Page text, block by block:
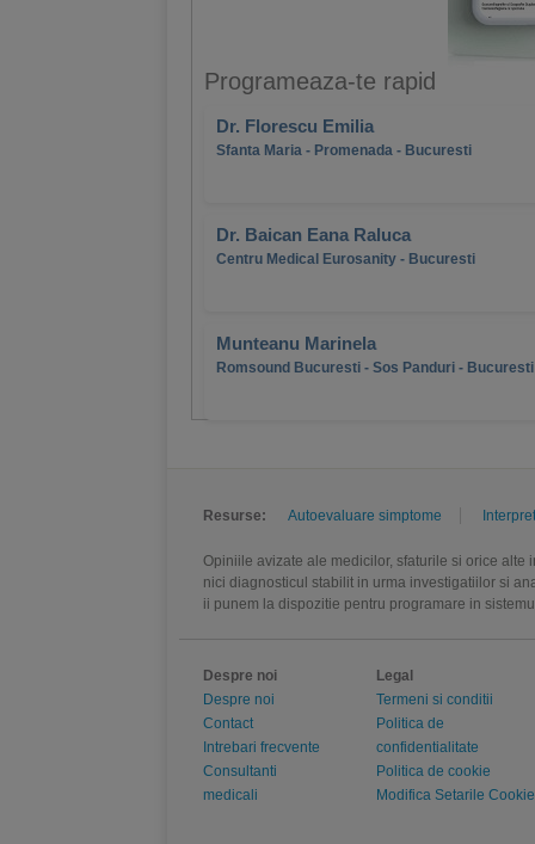
Programeaza-te rapid
Dr. Florescu Emilia
Sfanta Maria - Promenada - Bucuresti
Dr. Baican Eana Raluca
Centru Medical Eurosanity - Bucuresti
Munteanu Marinela
Romsound Bucuresti - Sos Panduri - Bucuresti
Resurse: Autoevaluare simptome
Opiniile avizate ale medicilor, sfaturile si orice
nici diagnosticul stabilit in urma investigatiilor si
ii punem la dispozitie pentru programare in
Despre noi
Despre noi
Contact
Intrebari frecvente
Consultanti
medicali
Legal
Termeni si conditii
Politica de
confidentialitate
Politica de cookie
Modifica Setarile Cookie